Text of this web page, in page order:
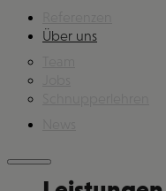
Über uns